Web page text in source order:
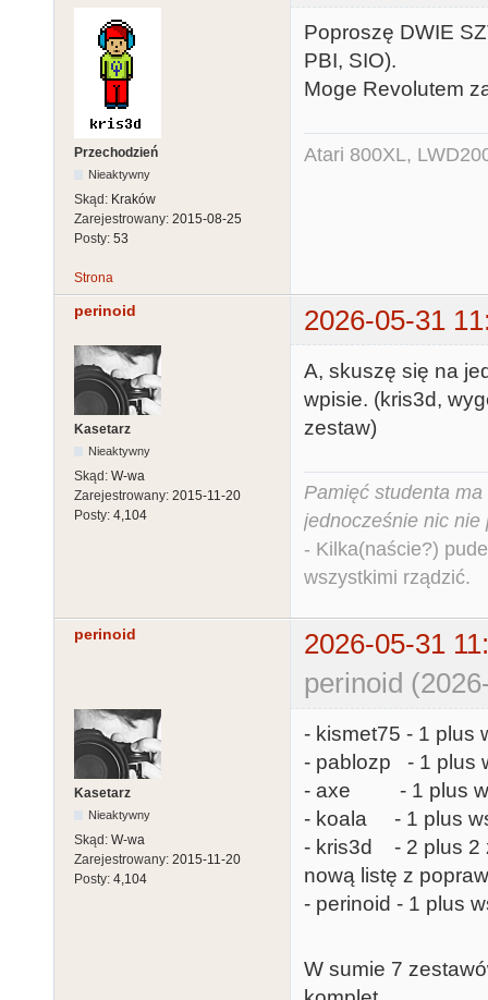
Przechodzień
Nieaktywny
Skąd: Kraków
Zarejestrowany: 2015-08-25
Posty: 53
Poproszę DWIE
PBI, SIO).
Moge Revolutem
Atari 800XL,
Strona
perinoid 2026-05-31
Kasetarz
Nieaktywny
Skąd: W-wa
Zarejestrowany: 2015-11-20
Posty: 4,104
A, skuszę się na
wpisie. (kris3d,
zestaw)
Pamięć studenta
jednocześnie nic nie
- Kilka(naście?)
wszystkimi rządzić.
perinoid
2026-05-31
perinoid
Kasetarz
Nieaktywny
Skąd: W-wa
Zarejestrowany: 2015-11-20
Posty: 4,104
- kismet75 - 1 plus
- pablozp - 1 plus
- axe - 1 plus
- koala - 1 plus
- kris3d - 2 plus 2
nową listę z
- perinoid - 1 plus
W sumie 7